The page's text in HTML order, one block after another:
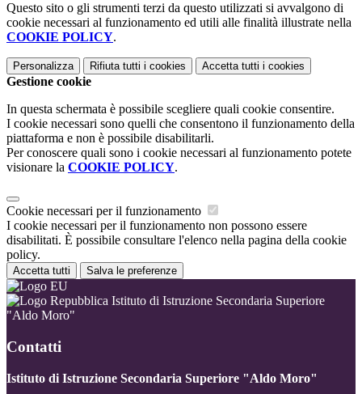
Questo sito o gli strumenti terzi da questo utilizzati si avvalgono di
cookie necessari al funzionamento ed utili alle finalità illustrate nella
COOKIE POLICY.
Personalizza Rifiuta tutti i cookies Accetta tutti i cookies
Gestione cookie
In questa schermata è possibile scegliere quali cookie consentire.
I cookie necessari sono quelli che consentono il funzionamento della
piattaforma e non è possibile disabilitarli.
Per conoscere quali sono i cookie necessari al funzionamento potete
visionare la COOKIE POLICY.
Cookie necessari per il funzionamento
I cookie necessari per il funzionamento non possono essere
disabilitati. È possibile consultare l'elenco nella pagina della cookie
policy.
Accetta tutti Salva le preferenze
Istituto di Istruzione Secondaria Superiore
"Aldo Moro"
Contatti
Istituto di Istruzione Secondaria Superiore "Aldo Moro"